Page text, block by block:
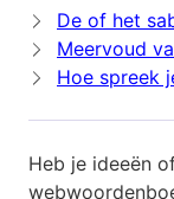
De of het
Meervoud
Hoe spreek
Heb je ideeën